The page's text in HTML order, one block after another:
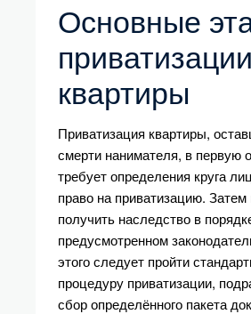
Основные
приватизации
квартиры
Приватизация квартиры,
смерти нанимателя, в первую
требует определения круга
право на приватизацию.
получить наследство в
предусмотренном
этого следует пройти
процедуру приватизации,
сбор определённого пакета